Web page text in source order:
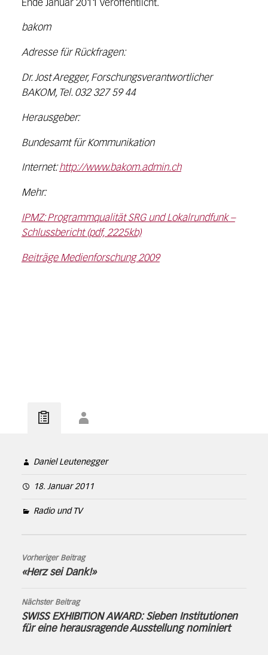
Ende Januar 2011 veröffentlicht.
bakom
Adresse für Rückfragen:
Dr. Jost Aregger, Forschungsverantwortlicher
BAKOM, Tel. 032 327 59 44
Herausgeber:
Bundesamt für Kommunikation
Internet:http://www.bakom.admin.ch
Mehr:
IPMZ: Programmqualität SRG und Lokalrundfunk –
Schlussbericht (pdf, 2225kb)
Beiträge Medienforschung 2009
Daniel Leutenegger
18. Januar 2011
Radio und TV
Vorheriger Beitrag
«Herz sei Dank!»
Nächster Beitrag
SWISS EXHIBITION AWARD: Sieben Institutionen
für eine herausragende Ausstellung nominiert